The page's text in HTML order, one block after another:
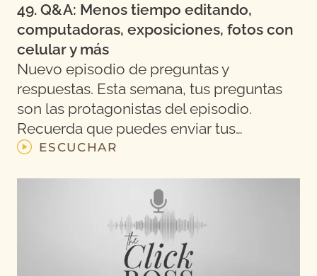
49. Q&A: Menos tiempo editando,
computadoras, exposiciones, fotos con
celular y más
Nuevo episodio de preguntas y
respuestas. Esta semana, tus preguntas
son las protagonistas del episodio.
Recuerda que puedes enviar tus…
ESCUCHAR